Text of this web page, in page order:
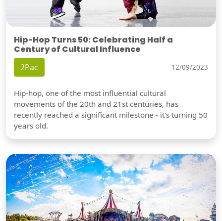
Hip-Hop Turns 50: Celebrating Half a
Century of Cultural Influence
2Pac 12/09/2023
Hip-hop, one of the most influential cultural
movements of the 20th and 21st centuries, has
recently reached a significant milestone - it's turning 50
years old.